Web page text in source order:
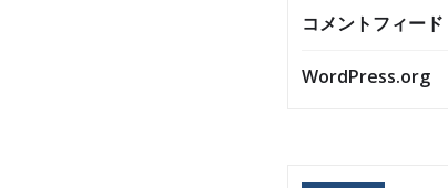
コメントフィード
WordPress.org